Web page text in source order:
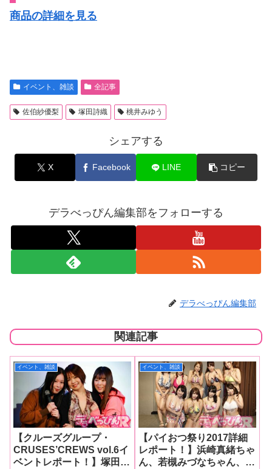
商品の詳細を見る
イベント、雑談 全記事
佐伯紗優梨 塚田詩織 桃井みゆう
シェアする
X Facebook LINE コピー
デラべっぴん編集部をフォローする
デラべっぴん編集部
関連記事
イベント、雑談
【クルーズグループ・
CRUSES’CREWS vol.6イ
ベントレポート！】塚田詩
イベント、雑談
【パイおつ祭り2017詳細
レポート！】浜崎真緒ちゃ
ん、若槻みづなちゃん、西